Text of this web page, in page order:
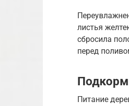
листья
сбросила
перед
Питание